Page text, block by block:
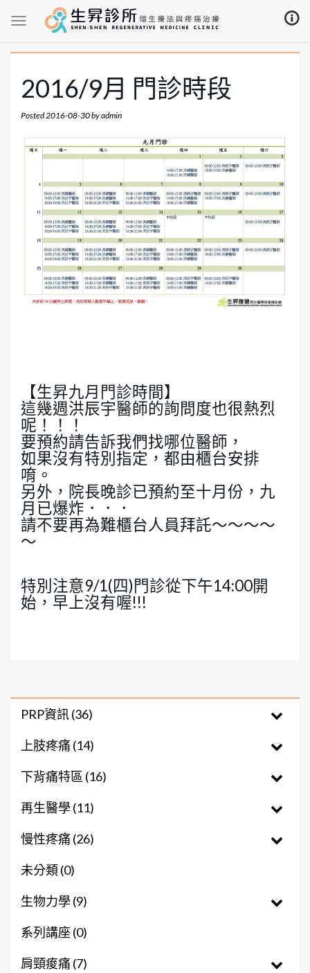
2016/9月 門診時段
Posted2016-08-30byadmin
【生昇九月門診時間】
這幾週洪辰宇醫師的詢問度也很熱烈
呢！！！
要預約請告訴我們找哪位醫師，
如果沒有特別指定，都由櫃台安排
唷。
另外，院長晚診已預約至十月份，九
月已爆炸．．．
請不要再為難櫃台人員拜託～～～～
～
特別注意9/1(四)門診從下午14:00開
始，早上沒有喔!!!
PRP資訊 (36)
上肢疼痛 (14)
下背痛特區 (16)
再生醫學 (11)
慢性疼痛 (26)
未分類 (0)
生物力學 (9)
系列講座 (0)
肩頸痠痛 (7)